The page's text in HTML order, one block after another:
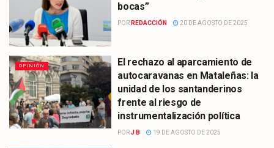
bocas”
POR REDACCIÓN 20 DE AGOSTO DE 2025
OPINIÓN
El rechazo al aparcamiento de
autocaravanas en Mataleñas: la
unidad de los santanderinos
frente al riesgo de
instrumentalización política
PORJ B 19 DE AGOSTO DE 2025